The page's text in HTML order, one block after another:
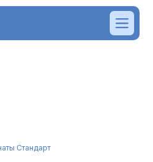
Стандарт